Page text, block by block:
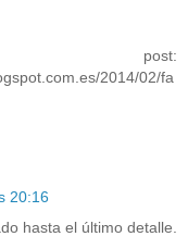
2014/02/fa
20:16
hasta el último detalle.